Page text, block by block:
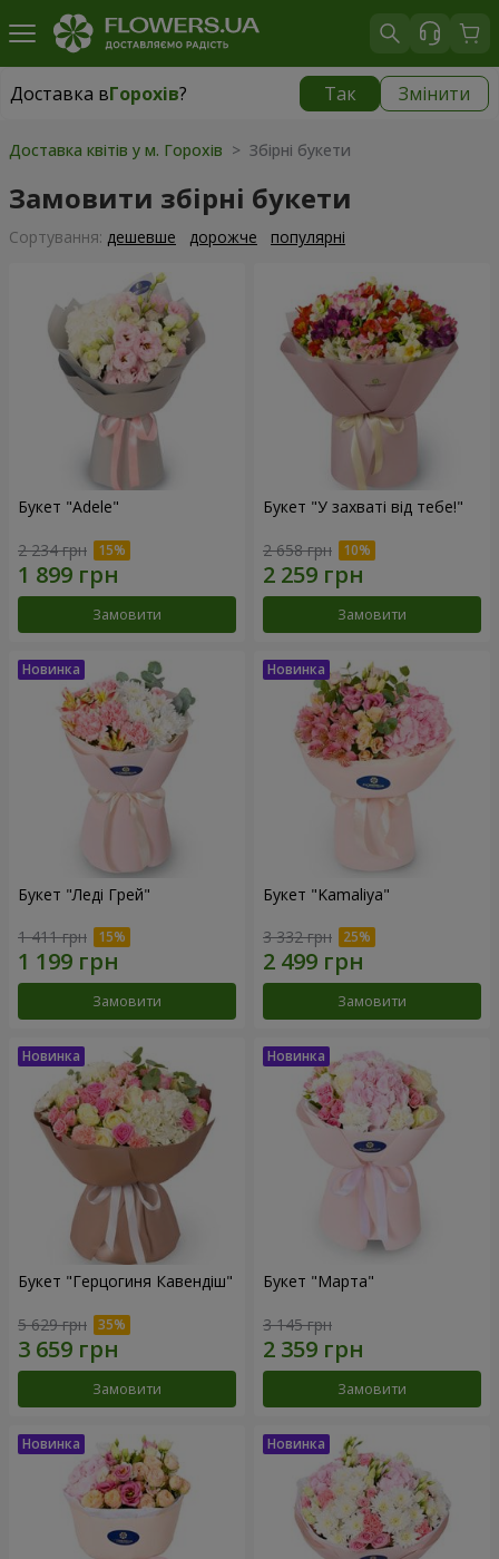
Доставка вГорохів? Так Змінити
Доставка вГорохів|
Доставка квітів у м. Горохів > Збірні букети
Замовити збірні букети
Сортування: дешевше дорожче популярні
Букет "Adele"
2 234 грн
Замовити
Букет "У захваті від тебе!"
2 658 грн
Замовити
Букет "Леді Грей"
1 411 грн
Замовити
Букет "Kamaliya"
3 332 грн
Замовити
Букет "Герцогиня Кавендіш"
5 629 грн
Замовити
Букет "Марта"
3 145 грн
Замовити